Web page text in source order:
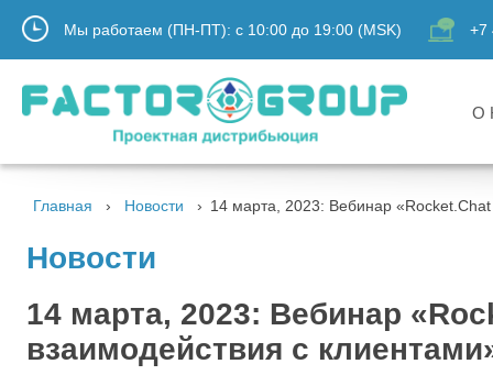
Мы работаем (ПН-ПТ): с 10:00 до 19:00 (MSK) +7
О
Главная Новости 14 марта, 2023: Вебинар
Новости
14 марта, 2023: Вебинар
взаимодействия с